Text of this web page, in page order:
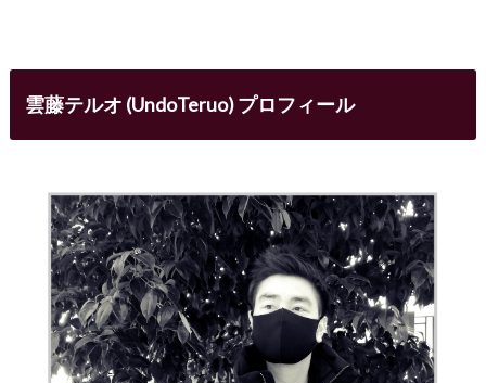
雲藤テルオ (UndoTeruo) プロフィール